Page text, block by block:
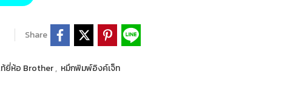
Share
ยี่ห้อ Brother, หมึกพิมพ์อิงค์เจ็ท